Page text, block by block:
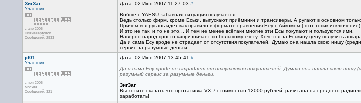
ЗигЗаг
Участник
с апр 2006
Нижневартовск
Сообщений: 2933
Дата: 02 Июн 2007 11:27:03 #
Вобще с YAESU забавная ситуация получается.
Ведь столько фирм, кроме Еськи, выпускают приёмники и трансиверы. А ругают в основном
Причём вся ругань идёт как правило в формате сравнения Есу с Айкомом (этот топик исключение).
И это не так, и то не это... И тем не менее всётаки многие эти Есы покупают и пользуются ими.
Наверно народ просто капризничает по большому счёту. Хочется за Еськину цену получить
Да и сама Есу вроде не страдает от отсутствия покупателей. Думаю она нашла свою нишу
сервис за разумные деньги.
jd01
Участник
с ноя 2006
Москва
Сообщений: 321
Дата: 02 Июн 2007 13:45:41 #
Да и сама Есу вроде не страдает от отсутствия покупателей. Думаю она нашла свою нишу
разумный сервис за разумные деньги.
ЗигЗаг
Вы хотите сказать что протативка VX-7 стоимостью 12000 рублей, рачитана на среднего
заработать!